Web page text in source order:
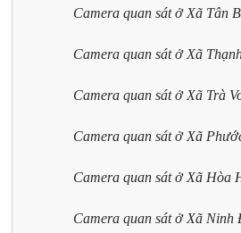
Camera quan sát ở Xã Tân
Camera quan sát ở Xã
Camera quan sát ở Xã Trà
Camera quan sát ở Xã
Camera quan sát ở Xã Hòa
Camera quan sát ở Xã Ninh